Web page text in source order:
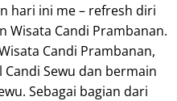
hari ini me – refresh diri
Wisata Candi Prambanan.
Candi Prambanan,
Sewu dan bermain
Sebagai bagian dari